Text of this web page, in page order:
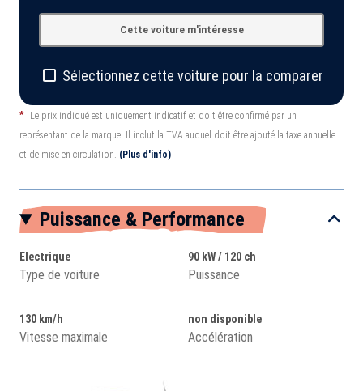
Cette voiture m'intéresse
Sélectionnez cette voiture pour la comparer
*
Le prix indiqué est uniquement indicatif et doit être confirmé par un
représentant de la marque. Il inclut la TVA auquel doit être ajouté la taxe annuelle
et de mise en circulation. (Plus d'info)
Puissance & Performance
Electrique
Type de voiture
90 kW / 120 ch
Puissance
130 km/h
Vitesse maximale
non disponible
Accélération